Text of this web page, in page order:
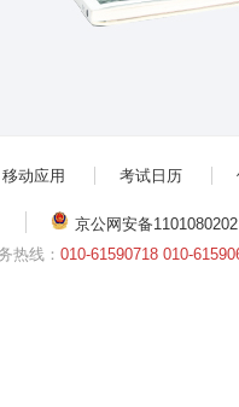
移动应用 考试日历
京公网安备
热线： 010-61590718 010-